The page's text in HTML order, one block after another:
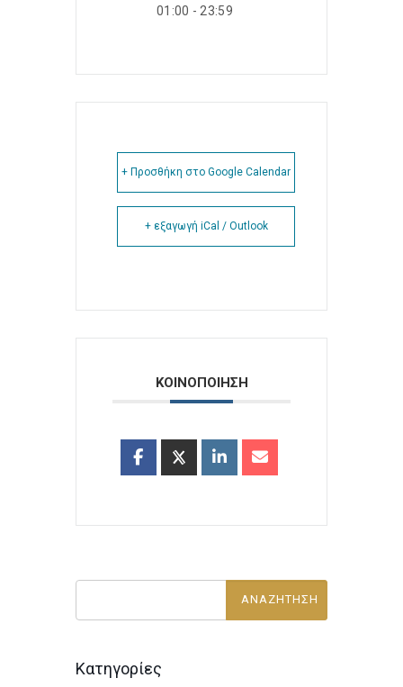
01:00 - 23:59
+ Προσθήκη στο Google Calendar
+ εξαγωγή iCal / Outlook
ΚΟΙΝΟΠΟΙΗΣΗ
Κατηγορίες